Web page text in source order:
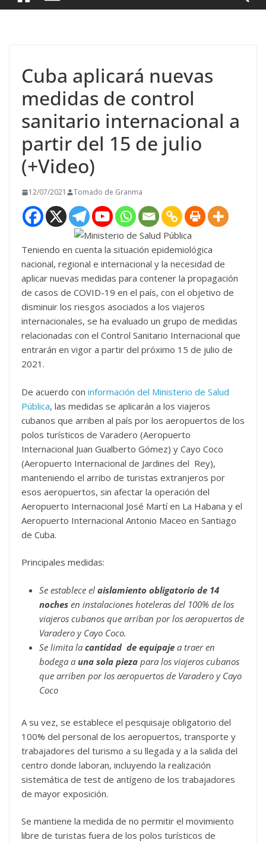
Cuba aplicará nuevas
medidas de control
sanitario internacional a
partir del 15 de julio
(+Video)
12/07/2021 Tomado de Granma
Teniendo en cuenta la situación epidemiológica
nacional, regional e internacional y la necesidad de
aplicar nuevas medidas para contener la propagación
de casos de COVID-19 en el país, con el objetivo de
disminuir los riesgos asociados a los viajeros
internacionales, se ha evaluado un grupo de medidas
relacionadas con el Control Sanitario Internacional que
entrarán en vigor a partir del próximo 15 de julio de
2021.
De acuerdo con información del Ministerio de Salud
Pública, las medidas se aplicarán a los viajeros
cubanos que arriben al país por los aeropuertos de los
polos turísticos de Varadero (Aeropuerto
Internacional Juan Gualberto Gómez) y Cayo Coco
(Aeropuerto Internacional de Jardines del Rey),
manteniendo el arribo de turistas extranjeros por
esos aeropuertos, sin afectar la operación del
Aeropuerto Internacional José Martí en La Habana y el
Aeropuerto Internacional Antonio Maceo en Santiago
de Cuba.
Principales medidas:
Se establece el aislamiento obligatorio de 14
noches en instalaciones hoteleras del 100% de los
viajeros cubanos que arriban por los aeropuertos de
Varadero y Cayo Coco.
Se limita la cantidad de equipaje a traer en
bodega a una sola pieza para los viajeros cubanos
que arriben por los aeropuertos de Varadero y Cayo
Coco
A su vez, se establece el pesquisaje obligatorio del
100% del personal de los aeropuertos, transporte y
trabajadores del turismo a su llegada y a la salida del
centro donde laboran, incluyendo la realización
sistemática de test de antígeno de los trabajadores
de mayor exposición.
Se mantiene la medida de no permitir el movimiento
libre de turistas fuera de los polos turísticos de